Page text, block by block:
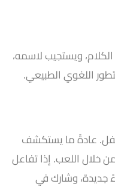
ويستجيب لاسمه،
اللغوي الطبيعي.
عادةً ما يستكشف
خلال اللعب. إذا تفاعل
وشارك في